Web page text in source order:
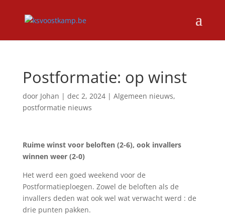
Postformatie: op winst
door Johan | dec 2, 2024| Algemeen nieuws,
postformatie nieuws
Ruime winst voor beloften (2-6), ook invallers
winnen weer (2-0)
Het werd een goed weekend voor de
Postformatieploegen. Zowel de beloften als de
invallers deden wat ook wel wat verwacht werd : de
drie punten pakken.